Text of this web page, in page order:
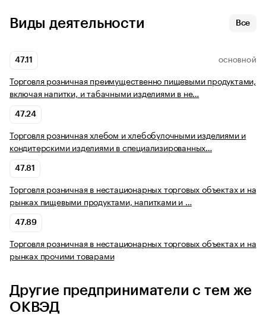
Виды деятельности Все
47.11 ОСНОВНОЙ
Торговля розничная преимущественно пищевыми продуктами,
включая напитки, и табачными изделиями в не…
47.24
Торговля розничная хлебом и хлебобулочными изделиями и
кондитерскими изделиями в специализированных…
47.81
Торговля розничная в нестационарных торговых объектах и на
рынках пищевыми продуктами, напитками и …
47.89
Торговля розничная в нестационарных торговых объектах и на
рынках прочими товарами
Другие предприниматели с тем же
ОКВЭД